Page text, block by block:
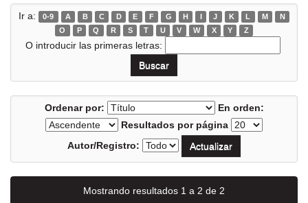
Ir a: 0-9 A B C D E F G H I J K L M
N
O
P Q R S T U V W X Y Z
O introducir las primeras letras:
Ordenar por:
En orden:
Resultados por página
Autor/Registro:
Mostrando resultados 1 a 2 de 2